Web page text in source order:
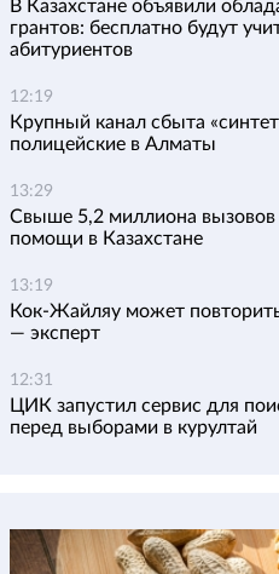
В Казахстане объявили
грантов: бесплатно будут
абитуриентов
12:19
Крупный канал сбыта
полицейские в Алматы
13:29
Свыше 5,2 миллиона
помощи в Казахстане
13:19
Кок-Жайляу может
— эксперт
12:31
ЦИК запустил сервис для
перед выборами в курултай